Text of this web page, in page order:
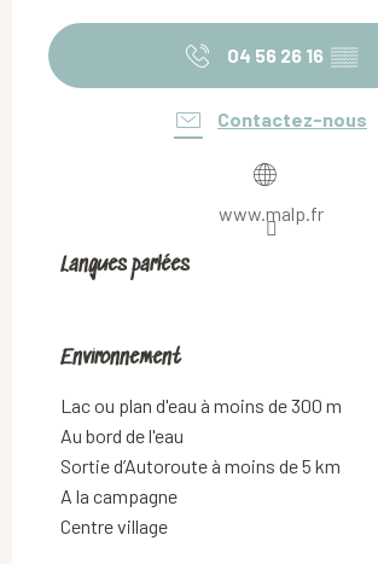
04 56 26 16 ▒▒
Contactez-nous
www.malp.fr
Langues parlées
Langues parlées
Environnement
Environnement
Lac ou plan d'eau à moins de 300 m
Au bord de l'eau
Sortie d’Autoroute à moins de 5 km
A la campagne
Centre village